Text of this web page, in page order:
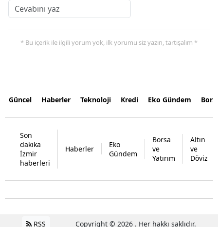
* Bu içerik ile ilgili yorum yok, ilk yorumu siz yazın, tartışalım *
Güncel Haberler Teknoloji Kredi Eko Gündem
Son
dakika
İzmir
haberleri
Haberler
Eko
Gündem
Borsa
ve
Yatırım
Altın
ve
Döviz
RSS Copyright © 2026 . Her hakkı saklıdır.